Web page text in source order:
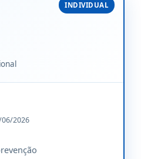
INDIVIDUAL
2026